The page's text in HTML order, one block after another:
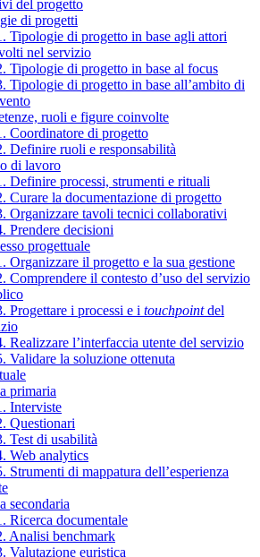
del progetto
di progetti
Tipologie di progetto in base agli attori
nel servizio
Tipologie di progetto in base al focus
Tipologie di progetto in base all’ambito di
ruoli e figure coinvolte
Coordinatore di progetto
Definire ruoli e responsabilità
di lavoro
Definire processi, strumenti e rituali
Curare la documentazione di progetto
Organizzare tavoli tecnici collaborativi
Prendere decisioni
progettuale
Organizzare il progetto e la sua gestione
Comprendere il contesto d’uso del servizio
Progettare i processi e i touchpointdel
Realizzare l’interfaccia utente del servizio
Validare la soluzione ottenuta
primaria
Interviste
Questionari
Test di usabilità
Web analytics
Strumenti di mappatura dell’esperienza
secondaria
Ricerca documentale
Analisi benchmark
Valutazione euristica